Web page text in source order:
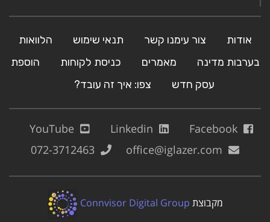
אודות צור עימנו קשר תנאי שימוש
הלוואות
בערבות מדינה
מאמרים כניסת לקוחות
הוספת
עסק חדש
צפו: איך זה עובד?
Facebook
מקבוצת Connvisor Digital Group